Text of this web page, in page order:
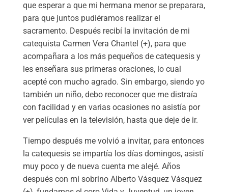
que esperar a que mi hermana menor se preparara,
para que juntos pudiéramos realizar el
sacramento. Después recibí la invitación de mi
catequista Carmen Vera Chantel (+), para que
acompañara a los más pequeños de catequesis y
les enseñara sus primeras oraciones, lo cual
acepté con mucho agrado. Sin embargo, siendo yo
también un niño, debo reconocer que me distraía
con facilidad y en varias ocasiones no asistía por
ver películas en la televisión, hasta que deje de ir.
Tiempo después me volvió a invitar, para entonces
la catequesis se impartía los días domingos, asistí
muy poco y de nueva cuenta me alejé. Años
después con mi sobrino Alberto Vásquez Vásquez